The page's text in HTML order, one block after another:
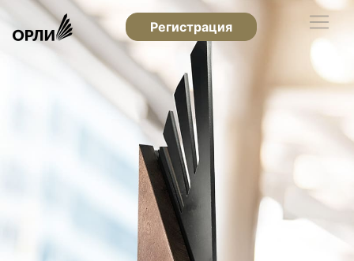
Регистрация